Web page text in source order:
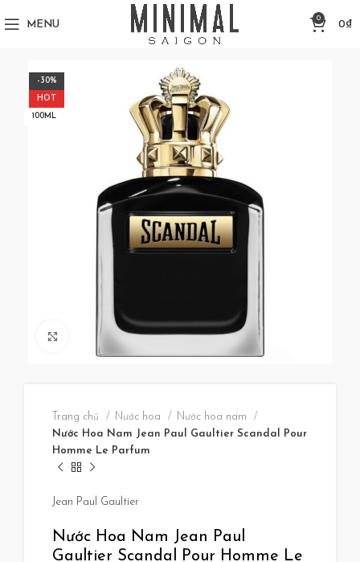
MENU
0
0₫
-30%
HOT
100ML
Click to enlarge
Trang chủ Nước hoa
Nước hoa nam
Nước Hoa Nam Jean Paul Gaultier Scandal Pour
Homme Le Parfum
Jean Paul Gaultier
Nước Hoa Nam Jean Paul
Gaultier Scandal Pour Homme Le